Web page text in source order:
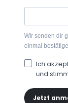
Wir senden dir
einmal
Ich
und
Jetzt